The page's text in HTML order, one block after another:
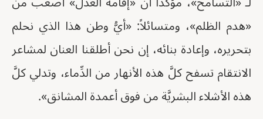
«هدم الظلم»، ومتسائلاً: «أيُّ وطن هذا الذي نحلم
بتحريره، وإعادة بنائه، إن نحن أطلقنا العنان لمشاعر
الانتقام تسفح كلَّ هذه الأنهار من الدِّماء، وتدلي كلَّ
هذه الأشلاء البشريَّة من فوق أعمدة المشانق».